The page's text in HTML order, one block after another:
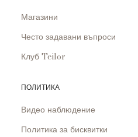
Магазини
Често задавани въпроси
Клуб Teilor
ПОЛИТИКА
Видео наблюдение
Политика за бисквитки